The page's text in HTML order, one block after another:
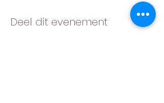
Deel dit evenement